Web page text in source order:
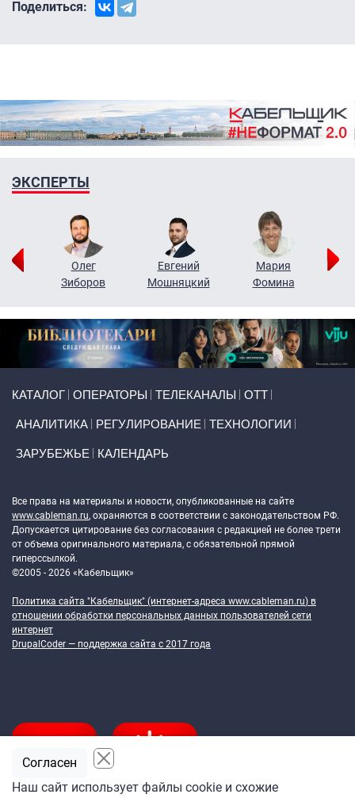
Поделиться:
ЭКСПЕРТЫ
Олег
Зиборов
Евгений
Мошняцкий
Мария
Фомина
КАТАЛОГ ОПЕРАТОРЫ ТЕЛЕКАНАЛЫ ОТТ
АНАЛИТИКА РЕГУЛИРОВАНИЕ ТЕХНОЛОГИИ
ЗАРУБЕЖЬЕ КАЛЕНДАРЬ
Все права на материалы и новости, опубликованные на сайте
www.cableman.ru, охраняются в соответствии с законодательством РФ.
Допускается цитирование без согласования с редакцией не более трети
от объема оригинального материала, с обязательной прямой
гиперссылкой.
©2005 - 2026 «Кабельщик»
Политика сайта "Кабельщик" (интернет-адреса www.cableman.ru) в
отношении обработки персональных данных пользователей сети
интернет
DrupalCoder — поддержка сайта c 2017 года
Наш сайт использует файлы cookie и схожие
Согласен